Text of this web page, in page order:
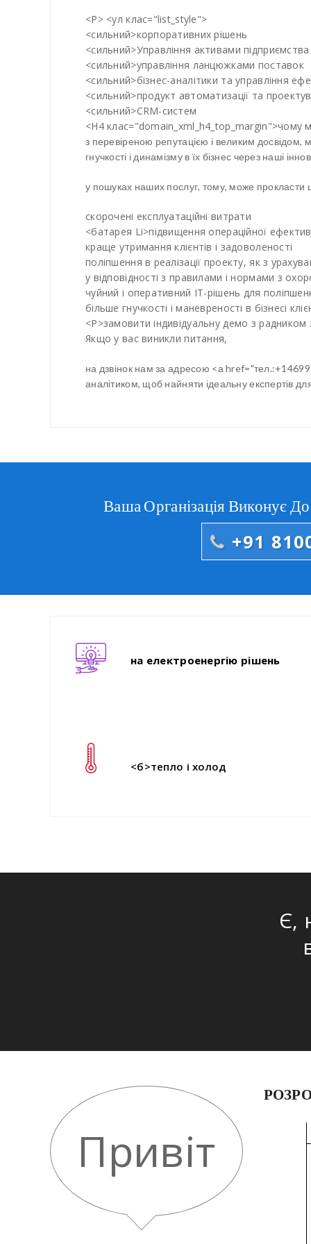
<Р> <ул клас="list_style">
<сильний>корпоративних рішень
<сильний>Управління активами підприємства
<сильний>управління ланцюжками поставок
<сильний>бізнес-аналітики та управління
<сильний>продукт автоматизації та
<сильний>CRM-систем
<Н4 клас="domain_xml_h4_top_margin">чому
з перевіреною репутацією і великим досвідом,
гнучкості і динамізму в їх бізнес через наші
у пошуках наших послуг, тому, може прокласти
скорочені експлуатаційні витрати
<батарея Li>підвищення операційної
краще утримання клієнтів і задоволеності
поліпшення в реалізації проекту, як з
у відповідності з правилами і нормами з
чуйний і оперативний ІТ-рішень для
більше гнучкості і маневреності в бізнесі
<Р>замовити індивідуальну демо з
Якщо у вас виникли питання,
на дзвінок нам за адресою <а
аналітиком, щоб найняти ідеальну експертів
Ваша Організація Виконує
+91
на електроенергію рішень
<б>тепло і холод
Є,
Привіт